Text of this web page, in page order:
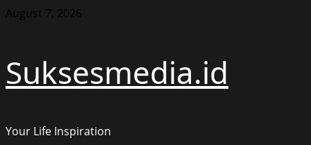
Skip
August 7, 2026
Suksesmedia.id
Your Life Inspiration